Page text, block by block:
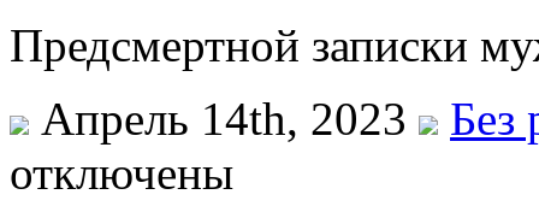
Предсмертной записки
Апрель 14th, 2023
Без
отключены